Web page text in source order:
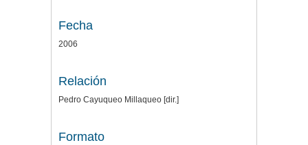
Fecha
2006
Relación
Pedro Cayuqueo Millaqueo [dir.]
Formato